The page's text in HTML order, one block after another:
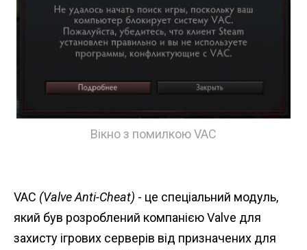
Вікно з помилкою VAC
VAC (Valve Anti-Cheat) - це спеціальний модуль,
який був розроблений компанією Valve для
захисту ігрових серверів від призначених для